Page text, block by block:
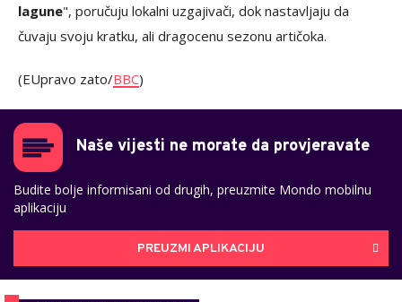
lagune", poručuju lokalni uzgajivači, dok nastavljaju da
čuvaju svoju kratku, ali dragocenu sezonu artičoka.
(EUpravo zato/BBC)
Naše vijesti ne morate da provjeravate
Budite bolje informisani od drugih, preuzmite Mondo mobilnu
aplikaciju
PREUZMI APLIKACIJU